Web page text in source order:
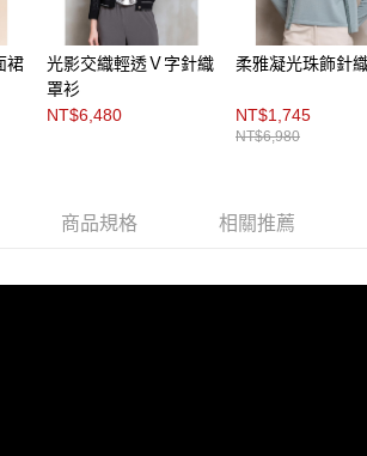
後付」時，將依據個別帳號之用戶狀況，依本公司即
額度；若仍有額度不足之情形，本公司將視審查結果
。
帳號或使用他人資訊註冊。若發現惡意使用之情形，
將有權停止該用戶之使用額度並採取法律行動。
裙
光影交織輕透Ｖ字針織
罩衫
NT$6,480
柔雅凝光珠飾針
NT$1,745
NT$6,980
商品規格 相關推薦